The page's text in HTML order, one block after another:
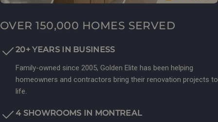
OVER 150,000 HOMES SERVED
20+ YEARS IN BUSINESS
Family-owned since 2005, Golden Elite has been helping
homeowners and contractors bring their renovation projects to
life.
4 SHOWROOMS IN MONTREAL